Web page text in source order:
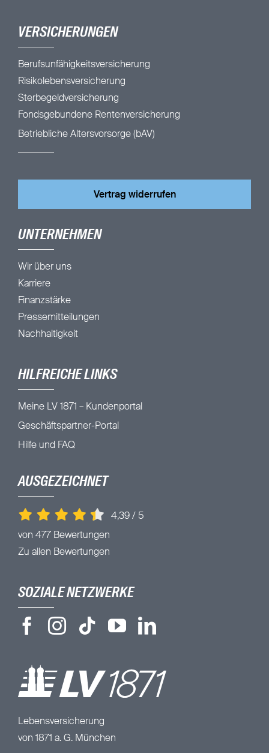
VERSICHERUNGEN
Berufsunfähigkeitsversicherung
Risikolebensversicherung
Sterbegeldversicherung
Fondsgebundene Rentenversicherung
Betriebliche Altersvorsorge (bAV)
Vertrag widerrufen
UNTERNEHMEN
Wir über uns
Karriere
Finanzstärke
Pressemitteilungen
Nachhaltigkeit
HILFREICHE LINKS
Meine LV 1871 – Kundenportal
Geschäftspartner-Portal
Hilfe und FAQ
AUSGEZEICHNET
4,39/ 5
von 477 Bewertungen
Zu allen Bewertungen
SOZIALE NETZWERKE
Lebensversicherung
von 1871 a. G. München